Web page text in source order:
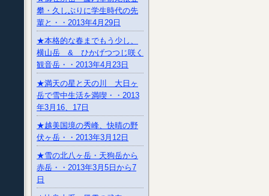
攀・久しぶりに学生時代の先
輩と・・2013年4月29日
★本格的な春までもう少し、
横山岳 & ひかげつつじ咲く
観音岳・・2013年4月23日
★満天の星と天の川 大日ヶ
岳で雪中生活を満喫・・2013
年3月16、17日
★越美国境の秀峰、快晴の野
伏ヶ岳・・2013年3月12日
★雪の北八ヶ岳・天狗岳から
赤岳・・2013年3月5日から7
日